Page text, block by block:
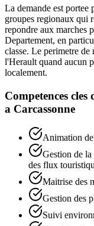
La demande est portee
groupes regionaux qui
repondre aux marches
Departement, en
classe. Le perimetre de
l'Herault quand aucun
localement.
Competences cles
a Carcassonne
Animation
Gestion de
des flux
Maitrise des
Gestion des
Suivi